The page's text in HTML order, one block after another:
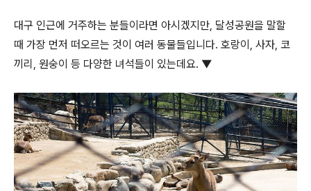
대구 인근에 거주하는 분들이라면 아시겠지만, 달성공원을 말할
때 가장 먼저 떠오르는 것이 여러 동물들입니다. 호랑이, 사자, 코
끼리, 원숭이 등 다양한 녀석들이 있는데요. ▼